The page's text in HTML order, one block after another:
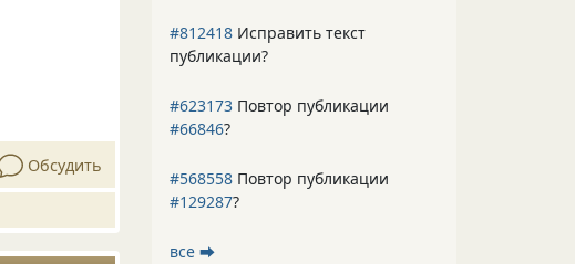
Обсудить
#812418 Исправить текст
публикации?
#623173 Повтор публикации
#66846?
#568558 Повтор публикации
#129287?
все ⮕